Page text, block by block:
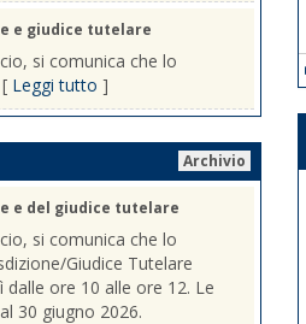
e giudice tutelare
si comunica che lo
Leggi tutto ]
Archivio
e del giudice tutelare
si comunica che lo
Giudice Tutelare
ore 10 alle ore 12. Le
30 giugno 2026.